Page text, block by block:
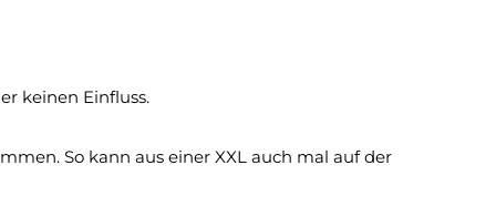
keinen Einfluss.
So kann aus einer XXL auch mal auf der